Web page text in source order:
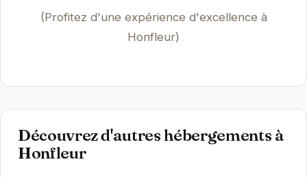
(Profitez d'une expérience d'excellence à
Honfleur)
Découvrez d'autres hébergements à
Honfleur